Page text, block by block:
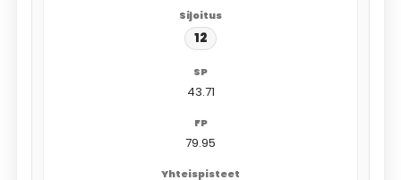
12
43.71
79.95